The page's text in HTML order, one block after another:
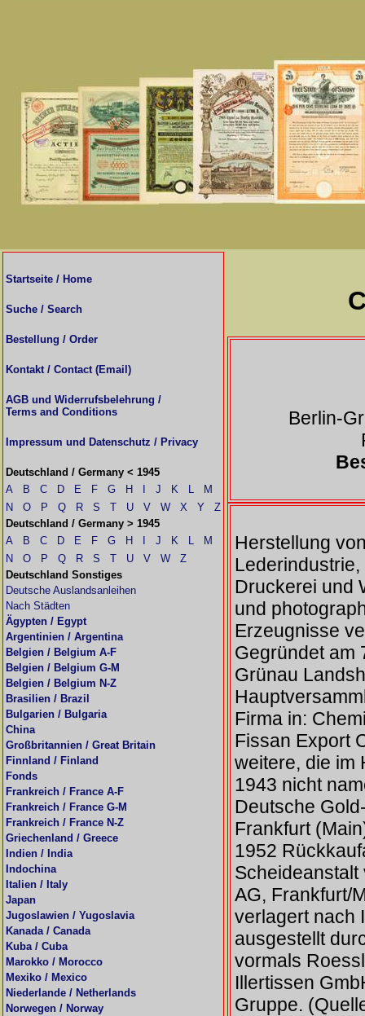
Startseite / Home
Suche / Search
Bestellung / Order
Kontakt / Contact (Email)
AGB und Widerrufsbelehrung /
Terms and Conditions
Impressum und Datenschutz / Privacy
Deutschland / Germany < 1945
A
B C D E F G H J K L
M
N
O P Q R S T U V W X Y
Z
Deutschland / Germany > 1945
A
B C D E F G H J K L
M
N
O P Q R S T U V W
Z
Deutschland Sonstiges
Deutsche Auslandsanleihen
Nach Städten
Ägypten / Egypt
Argentinien / Argentina
Belgien / Belgium A-F
Belgien / Belgium G-M
Belgien / Belgium N-Z
Brasilien / Brazil
Bulgarien / Bulgaria
China
Großbritannien / Great Britain
Finnland / Finland
Fonds
Frankreich / France A-F
Frankreich / France G-M
Frankreich / France N-Z
Griechenland / Greece
Indien / India
Indochina
Italien / Italy
Japan
Jugoslawien / Yugoslavia
Kanada / Canada
Kuba / Cuba
Marokko / Morocco
Mexiko / Mexico
Niederlande / Netherlands
Norwegen / Norway
Berlin-
Herstellung
Druckerei und
und
Erzeugnisse
Gegründet am
Grünau
Firma in:
Fissan Export
weitere, die im
1943 nicht
Deutsche
Frankfurt
1952
AG, Frankfurt/
verlagert nach
ausgestellt
vormals
Illertissen
Gruppe.